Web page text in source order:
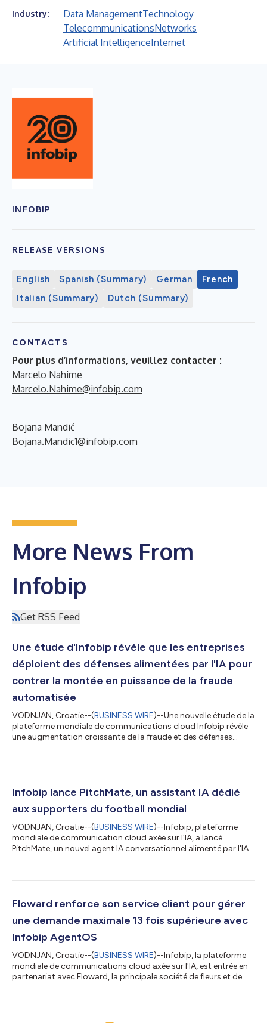
Industry: Data ManagementTechnology
TelecommunicationsNetworks
Artificial IntelligenceInternet
INFOBIP
RELEASE VERSIONS
English Spanish (Summary) German
French
Italian (Summary)
Dutch (Summary)
CONTACTS
Pour plus d’informations, veuillez contacter :
Marcelo Nahime
Marcelo.Nahime@infobip.com
Bojana Mandić
Bojana.Mandic1@infobip.com
More News From
Infobip
Get RSS Feed
Une étude d'Infobip révèle que les entreprises
déploient des défenses alimentées par l'IA pour
contrer la montée en puissance de la fraude
automatisée
VODNJAN, Croatie--(BUSINESS WIRE)--Une nouvelle étude de la
plateforme mondiale de communications cloud Infobip révèle
une augmentation croissante de la fraude et des défenses
fraude et la sécurité en 2026 met en évidence une année de
frauduleux bloqués parallèlement au déploiement rapide des
défenses intellige...
Infobip lance PitchMate, un assistant IA dédié
aux supporters du football mondial
VODNJAN, Croatie--(BUSINESS WIRE)--Infobip, plateforme
mondiale de communication cloud axée sur l'IA, a lancé
PitchMate, un nouvel agent IA conversationnel alimenté par l'IA
pour le public mondial du football, PitchMate rejoint RaceMate,
développée par Infobip pour l'écurie TGR Haas F1 Team,
Floward renforce son service client pour gérer
une demande maximale 13 fois supérieure avec
Infobip AgentOS
VODNJAN, Croatie--(BUSINESS WIRE)--Infobip, la plateforme
mondiale de communications cloud axée sur l'IA, est entrée en
partenariat avec Floward, la principale société de fleurs et de
chatbots traditionnels basés sur des règles pour passer à l'IA